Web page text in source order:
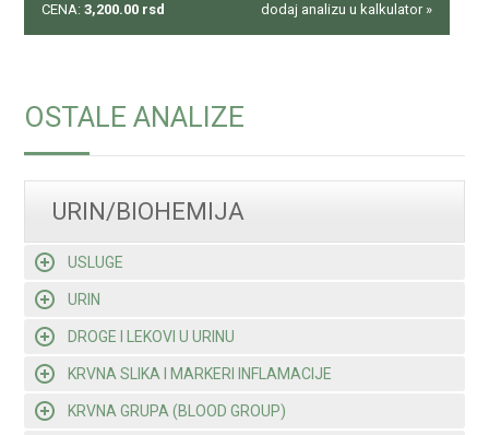
CENA: 3,200.00 rsd dodaj analizu u kalkulator »
OSTALE ANALIZE
URIN/BIOHEMIJA
USLUGE
URIN
DROGE I LEKOVI U URINU
KRVNA SLIKA I MARKERI INFLAMACIJE
KRVNA GRUPA (BLOOD GROUP)